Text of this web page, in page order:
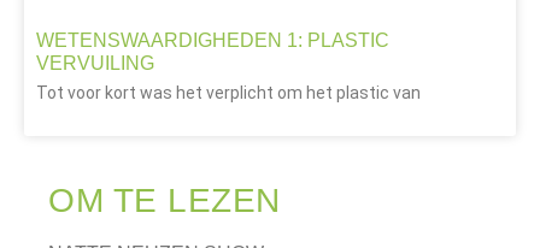
WETENSWAARDIGHEDEN 1: PLASTIC
VERVUILING
Tot voor kort was het verplicht om het plastic van
OM TE LEZEN